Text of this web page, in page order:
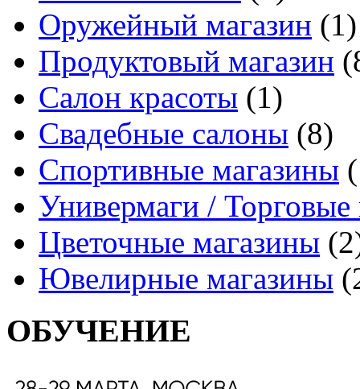
Оружейный магазин (1)
Продуктовый магазин
Салон красоты (1)
Свадебные салоны (8)
Спортивные магазины
Универмаги /
Цветочные магазины
Ювелирные магазины
ОБУЧЕНИЕ